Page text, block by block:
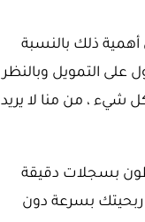
ذلك بالنسبة
التمويل وبالنظر
شيء ، من منا لا يريد
بسجلات دقيقة
ربحيتك بسرعة دون